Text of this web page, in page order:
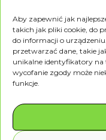
Aby zapewnić jak
takich jak pliki cookie, do
do informacji o
przetwarzać dane, takie
unikalne identyfikatory na
wycofanie zgody może
funkcje.